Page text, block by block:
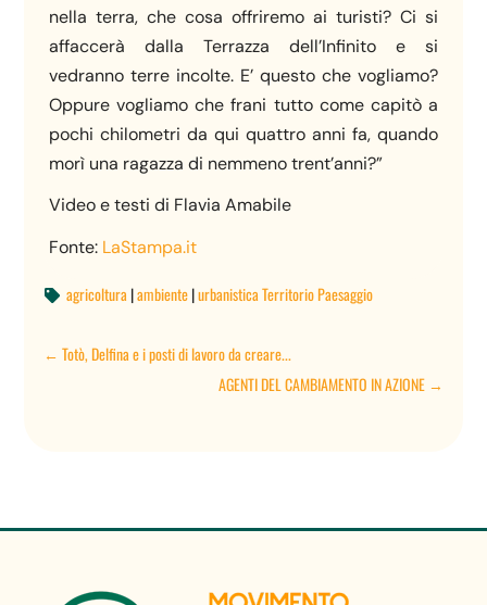
nella terra, che cosa offriremo ai turisti? Ci si
affaccerà dalla Terrazza dell’Infinito e si
vedranno terre incolte. E’ questo che vogliamo?
Oppure vogliamo che frani tutto come capitò a
pochi chilometri da qui quattro anni fa, quando
morì una ragazza di nemmeno trent’anni?”
Video e testi di Flavia Amabile
Fonte: LaStampa.it
 agricoltura |ambiente|urbanistica Territorio Paesaggio
←Totò, Delfina e i posti di lavoro da creare...
AGENTI DEL CAMBIAMENTO IN AZIONE→